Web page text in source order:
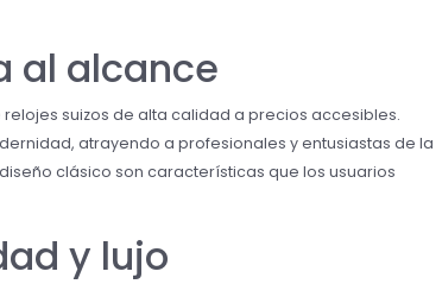
al alcance
suizos de alta calidad a precios accesibles.
atrayendo a profesionales y entusiastas de la
clásico son características que los usuarios
y lujo